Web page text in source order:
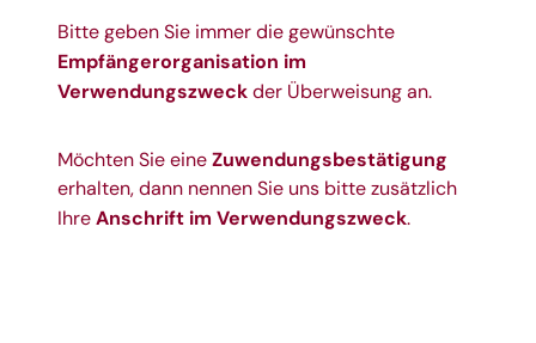
Bitte geben Sie immer die gewünschte
Empfängerorganisation im
Verwendungszweck der Überweisung an.
Möchten Sie eine Zuwendungsbestätigung
erhalten, dann nennen Sie uns bitte zusätzlich
Ihre Anschrift im Verwendungszweck.